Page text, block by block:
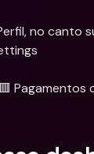
no canto
Pagamentos